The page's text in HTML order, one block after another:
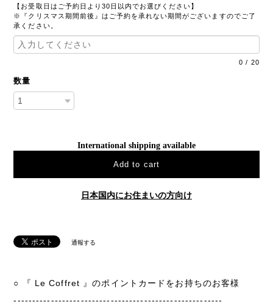
【お受取日はご予約日より30日以内でお選びください】
※『クリスマス期間前後』はご予約を承れない期間がございますのでご了
承ください。
0 / 20
数量
International shipping available
Add to cart
日本国内にお住まいの方向け
通報する
○ 『 Le Coffret 』のポイントカードをお持ちのお客様
--------------------------------------------------------